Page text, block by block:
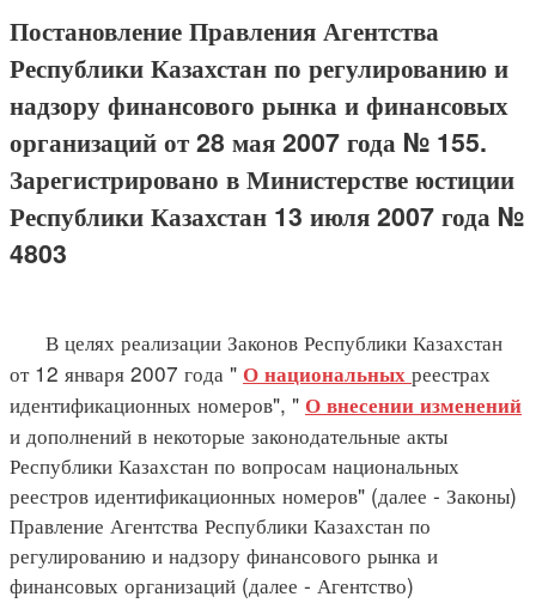
Постановление Правления Агентства
Республики Казахстан по регулированию и
надзору финансового рынка и финансовых
организаций от 28 мая 2007 года № 155.
Зарегистрировано в Министерстве юстиции
Республики Казахстан 13 июля 2007 года №
4803
В целях реализации Законов Республики Казахстан
от 12 января 2007 года " О национальных реестрах
идентификационных номеров", " О внесении изменений
и дополнений в некоторые законодательные акты
Республики Казахстан по вопросам национальных
реестров идентификационных номеров" (далее - Законы)
Правление Агентства Республики Казахстан по
регулированию и надзору финансового рынка и
финансовых организаций (далее - Агентство)